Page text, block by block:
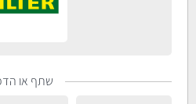
שתף או